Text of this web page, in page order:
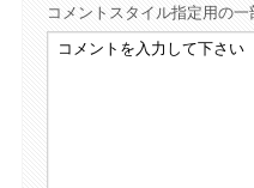
コメント スタイル指定用の